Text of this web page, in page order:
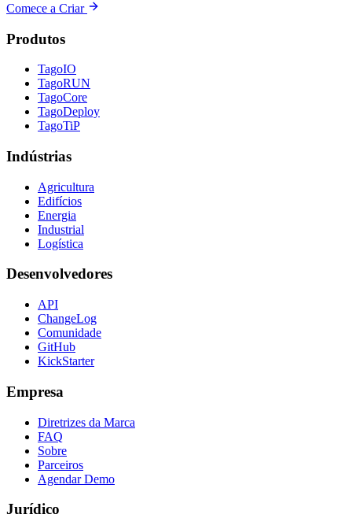
Comece a Criar
Produtos
TagoIO
TagoRUN
TagoCore
TagoDeploy
TagoTiP
Indústrias
Agricultura
Edifícios
Energia
Industrial
Logística
Desenvolvedores
API
ChangeLog
Comunidade
GitHub
KickStarter
Empresa
Diretrizes da Marca
FAQ
Sobre
Parceiros
Agendar Demo
Jurídico